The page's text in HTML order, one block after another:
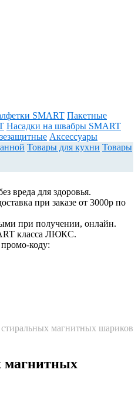
SMART Пакетные
Насадки на швабры SMART
Аксессуары
Товары для кухни Товары
вреда для здоровья.
при заказе от 3000р по
при получении, онлайн.
класса ЛЮКС.
коду:
магнитных шариков
магнитных